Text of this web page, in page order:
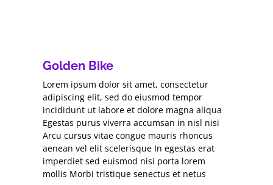
Golden Bike
Lorem ipsum dolor sit amet, consectetur
adipiscing elit, sed do eiusmod tempor
incididunt ut labore et dolore magna aliqua
Egestas purus viverra accumsan in nisl nisi
Arcu cursus vitae congue mauris rhoncus
aenean vel elit scelerisque In egestas erat
imperdiet sed euismod nisi porta lorem
mollis Morbi tristique senectus et netus